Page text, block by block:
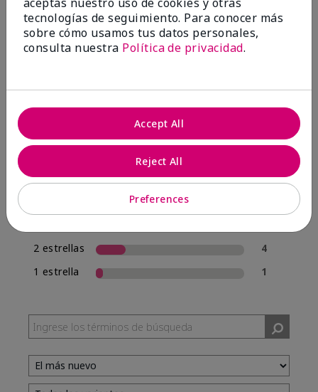
4.0
70% de los encuestados recomendaría a un amigo.
5 estrellas
12
2 estrellas
4
1 estrella
1
tecnologías de seguimiento. Para conocer más
sobre cómo usamos tus datos personales,
consulta nuestra Política de privacidad.
Preferences
Reject All
Accept All